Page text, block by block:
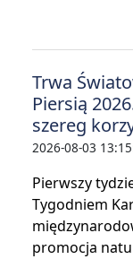
Trwa
Piersią
szereg
2026-08-03
Pierwszy
Tygodniem
promocja